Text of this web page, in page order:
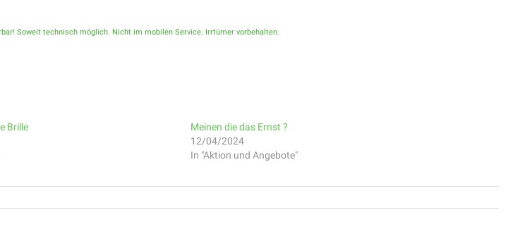
Soweit technisch möglich. Nicht im mobilen Service. Irrtümer vorbehalten.
Brille
Meinen die das Ernst ?
12/04/2024
In "Aktion und Angebote"